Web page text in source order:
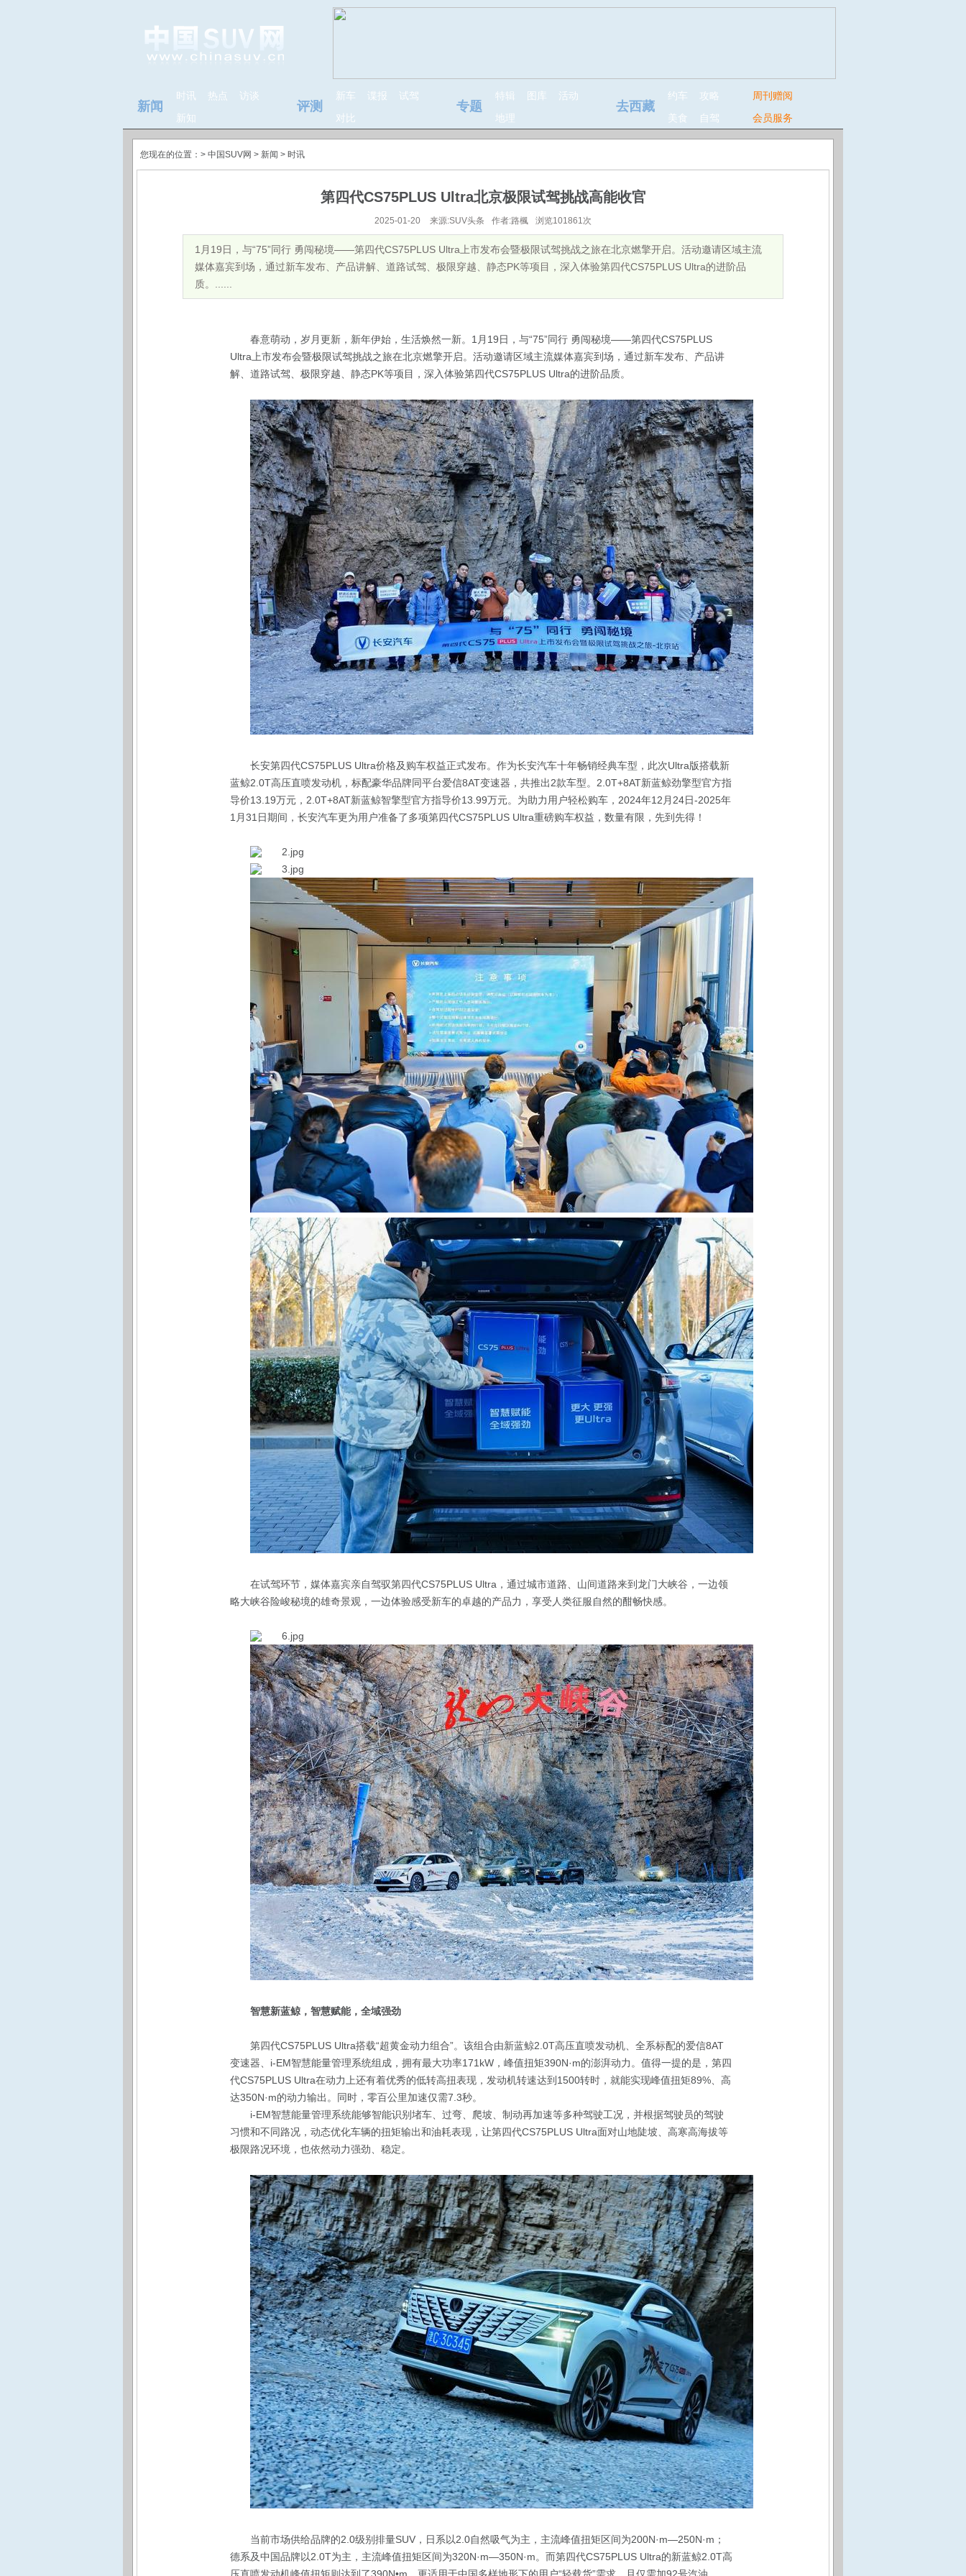
新闻
时讯 热点
访谈
新知
评测
新车 谍报
试驾
对比
专题
特辑 图库
活动
地理
去西藏
约车
攻略
美食
自驾
周刊赠阅
会员服务
您现在的位置：> 中国SUV网 > 新闻 > 时讯
第四代CS75PLUS Ultra北京极限试驾挑战高能收官
2025-01-20 来源:SUV头条 作者:路楓 浏览101861次
1月19日，与“75”同行 勇闯秘境——第四代CS75PLUS Ultra上市发布会暨极限试驾挑战之旅在北京燃擎开启。活动邀请区域主流
媒体嘉宾到场，通过新车发布、产品讲解、道路试驾、极限穿越、静态PK等项目，深入体验第四代CS75PLUS Ultra的进阶品
质。......
春意萌动，岁月更新，新年伊始，生活焕然一新。1月19日，与“75”同行 勇闯秘境——第四代CS75PLUS
Ultra上市发布会暨极限试驾挑战之旅在北京燃擎开启。活动邀请区域主流媒体嘉宾到场，通过新车发布、产品讲
解、道路试驾、极限穿越、静态PK等项目，深入体验第四代CS75PLUS Ultra的进阶品质。
长安第四代CS75PLUS Ultra价格及购车权益正式发布。作为长安汽车十年畅销经典车型，此次Ultra版搭载新
蓝鲸2.0T高压直喷发动机，标配豪华品牌同平台爱信8AT变速器，共推出2款车型。2.0T+8AT新蓝鲸劲擎型官方指
导价13.19万元，2.0T+8AT新蓝鲸智擎型官方指导价13.99万元。为助力用户轻松购车，2024年12月24日-2025年
1月31日期间，长安汽车更为用户准备了多项第四代CS75PLUS Ultra重磅购车权益，数量有限，先到先得！
在试驾环节，媒体嘉宾亲自驾驭第四代CS75PLUS Ultra，通过城市道路、山间道路来到龙门大峡谷，一边领
略大峡谷险峻秘境的雄奇景观，一边体验感受新车的卓越的产品力，享受人类征服自然的酣畅快感。
智慧新蓝鲸，智慧赋能，全域强劲
第四代CS75PLUS Ultra搭载“超黄金动力组合”。该组合由新蓝鲸2.0T高压直喷发动机、全系标配的爱信8AT
变速器、i-EM智慧能量管理系统组成，拥有最大功率171kW，峰值扭矩390N·m的澎湃动力。值得一提的是，第四
代CS75PLUS Ultra在动力上还有着优秀的低转高扭表现，发动机转速达到1500转时，就能实现峰值扭矩89%、高
达350N·m的动力输出。同时，零百公里加速仅需7.3秒。
i-EM智慧能量管理系统能够智能识别堵车、过弯、爬坡、制动再加速等多种驾驶工况，并根据驾驶员的驾驶
习惯和不同路况，动态优化车辆的扭矩输出和油耗表现，让第四代CS75PLUS Ultra面对山地陡坡、高寒高海拔等
极限路况环境，也依然动力强劲、稳定。
当前市场供给品牌的2.0级别排量SUV，日系以2.0自然吸气为主，主流峰值扭矩区间为200N·m—250N·m；
德系及中国品牌以2.0T为主，主流峰值扭矩区间为320N·m—350N·m。而第四代CS75PLUS Ultra的新蓝鲸2.0T高